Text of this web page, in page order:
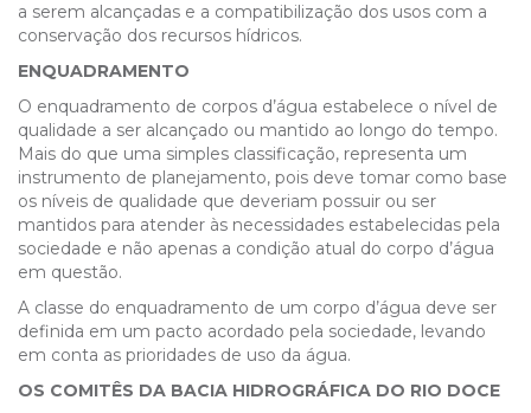
a serem alcançadas e a compatibilização dos usos com a
conservação dos recursos hídricos.
ENQUADRAMENTO
O enquadramento de corpos d’água estabelece o nível de
qualidade a ser alcançado ou mantido ao longo do tempo.
Mais do que uma simples classificação, representa um
instrumento de planejamento, pois deve tomar como base
os níveis de qualidade que deveriam possuir ou ser
mantidos para atender às necessidades estabelecidas pela
sociedade e não apenas a condição atual do corpo d’água
em questão.
A classe do enquadramento de um corpo d’água deve ser
definida em um pacto acordado pela sociedade, levando
em conta as prioridades de uso da água.
OS COMITÊS DA BACIA HIDROGRÁFICA DO RIO DOCE